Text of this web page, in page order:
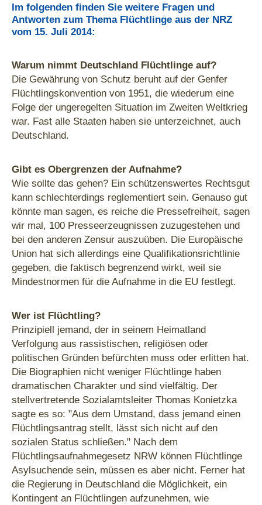
Im folgenden finden Sie weitere Fragen und
Antworten zum Thema Flüchtlinge aus der NRZ
vom 15. Juli 2014:
Warum nimmt Deutschland Flüchtlinge auf?
Die Gewährung von Schutz beruht auf der Genfer
Flüchtlingskonvention von 1951, die wiederum eine
Folge der ungeregelten Situation im Zweiten Weltkrieg
war. Fast alle Staaten haben sie unterzeichnet, auch
Deutschland.
Gibt es Obergrenzen der Aufnahme?
Wie sollte das gehen? Ein schützenswertes Rechtsgut
kann schlechterdings reglementiert sein. Genauso gut
könnte man sagen, es reiche die Pressefreiheit, sagen
wir mal, 100 Presseerzeugnissen zuzugestehen und
bei den anderen Zensur auszuüben. Die Europäische
Union hat sich allerdings eine Qualifikationsrichtlinie
gegeben, die faktisch begrenzend wirkt, weil sie
Mindestnormen für die Aufnahme in die EU festlegt.
Wer ist Flüchtling?
Prinzipiell jemand, der in seinem Heimatland
Verfolgung aus rassistischen, religiösen oder
politischen Gründen befürchten muss oder erlitten hat.
Die Biographien nicht weniger Flüchtlinge haben
dramatischen Charakter und sind vielfältig. Der
stellvertretende Sozialamtsleiter Thomas Konietzka
sagte es so: "Aus dem Umstand, dass jemand einen
Flüchtlingsantrag stellt, lässt sich nicht auf den
sozialen Status schließen." Nach dem
Flüchtlingsaufnahmegesetz NRW können Flüchtlinge
Asylsuchende sein, müssen es aber nicht. Ferner hat
die Regierung in Deutschland die Möglichkeit, ein
Kontingent an Flüchtlingen aufzunehmen, wie